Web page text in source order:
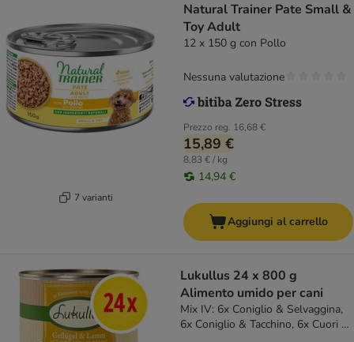
7 varianti
Natural Trainer Pate Small &
Toy Adult
12 x 150 g con Pollo
Prezzo reg. 16,68 €
15,89 €
8,83 € / kg
14,94 €
Nessuna valutazione
Aggiungi al carrello
Lukullus 24 x 800 g
Alimento umido per cani
Mix IV: 6x Coniglio & Selvaggina,
6x Coniglio & Tacchino, 6x Cuori di